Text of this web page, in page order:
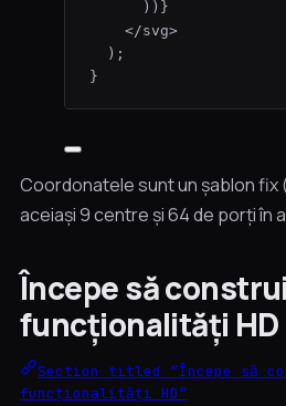
)) }
</svg>
);
}
Coordonatele sunt un șablon
aceiași 9 centre și 64 de porți în
Începe să
funcționalități HD
Section titled “Începe să
funcționalități HD”